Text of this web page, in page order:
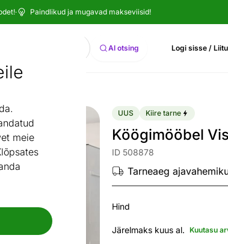
meie
· Paindlikud ja mugavad makseviisid!
Otsi AI otsing Logi sisse / Liitu
UUS Kiire tarne
Köögimööbel
ID 508878
Tarneaeg
Hind
Järelmaks kuus al. Kuutasu